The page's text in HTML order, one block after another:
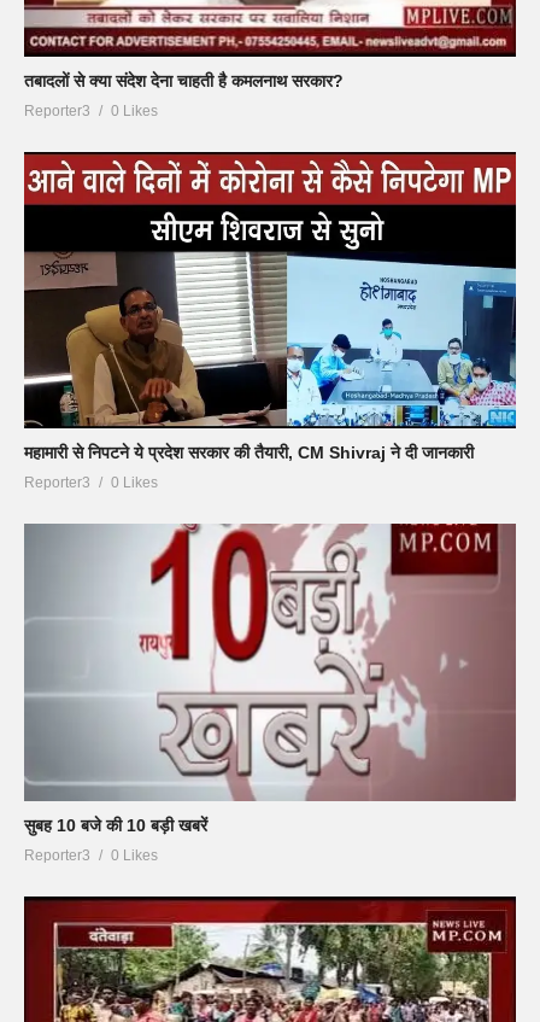
तबादलों से क्या संदेश देना चाहती है कमलनाथ सरकार?
Reporter3 0 Likes
महामारी से निपटने ये प्रदेश सरकार की तैयारी, CM Shivraj ने दी जानकारी
Reporter3 0 Likes
सुबह 10 बजे की 10 बड़ी खबरें
Reporter3 0 Likes